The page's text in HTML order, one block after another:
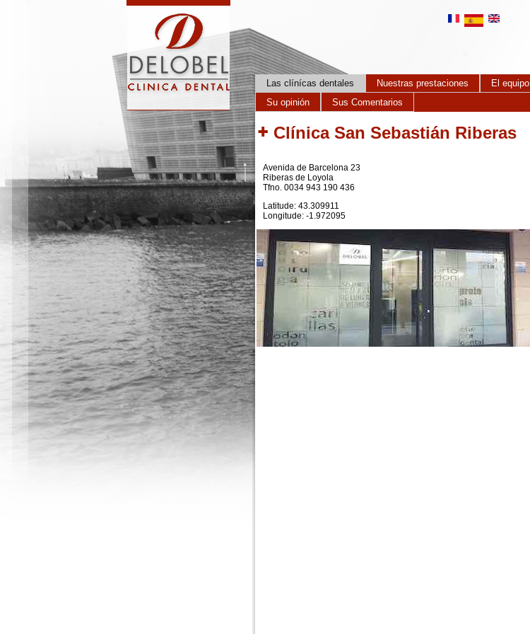
Las clínícas dentales Nuestras prestaciones El equipo
Su opinión
Sus Comentarios
Clínica San Sebastián Riberas
Avenida de Barcelona 23
Riberas de Loyola
Tfno. 0034 943 190 436
Latitude: 43.309911
Longitude: -1.972095